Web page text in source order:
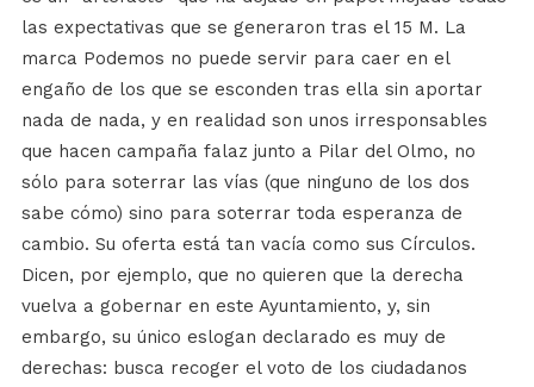
las expectativas que se generaron tras el 15 M. La
marca Podemos no puede servir para caer en el
engaño de los que se esconden tras ella sin aportar
nada de nada, y en realidad son unos irresponsables
que hacen campaña falaz junto a Pilar del Olmo, no
sólo para soterrar las vías (que ninguno de los dos
sabe cómo) sino para soterrar toda esperanza de
cambio. Su oferta está tan vacía como sus Círculos.
Dicen, por ejemplo, que no quieren que la derecha
vuelva a gobernar en este Ayuntamiento, y, sin
embargo, su único eslogan declarado es muy de
derechas: busca recoger el voto de los ciudadanos